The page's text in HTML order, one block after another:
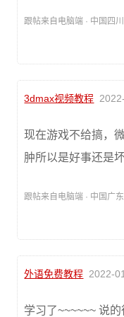
跟帖来自电脑端 · 中国四
3dmax视频教程
现在游戏不给搞，
肿所以是好事还是
跟帖来自电脑端 · 中国广
外语免费教程 2022-
学习了~~~~~~ 说